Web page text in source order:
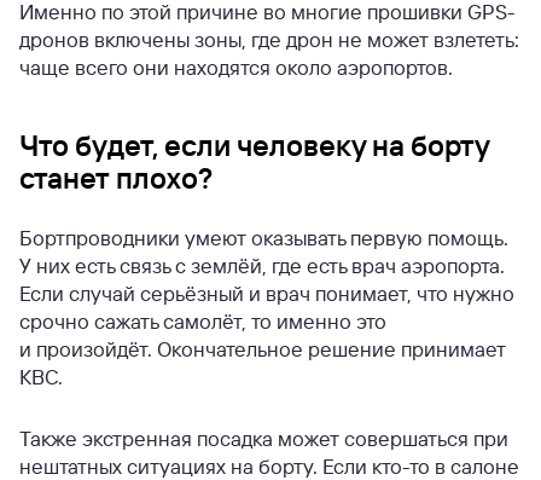
Именно по этой причине во многие прошивки GPS-
дронов включены зоны, где дрон не может взлететь:
чаще всего они находятся около аэропортов.
Что будет, если человеку на борту
станет плохо?
Бортпроводники умеют оказывать первую помощь.
У них есть связь с землёй, где есть врач аэропорта.
Если случай серьёзный и врач понимает, что нужно
срочно сажать самолёт, то именно это
и произойдёт. Окончательное решение принимает
КВС.
Также экстренная посадка может совершаться при
нештатных ситуациях на борту. Если кто-то в салоне